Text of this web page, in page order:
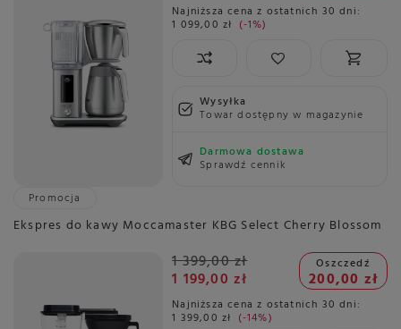
Najniższa cena z ostatnich 30 dni:
1 099,00 zł -1%
Wysyłka
Towar dostępny w magazynie
Darmowa dostawa
Sprawdź cennik
Promocja
Ekspres do kawy Moccamaster KBG Select Cherry Blossom
1 399,00 zł
1 199,00 zł
Oszczedź
200,00 zł
Najniższa cena z ostatnich 30 dni:
1 399,00 zł -14%